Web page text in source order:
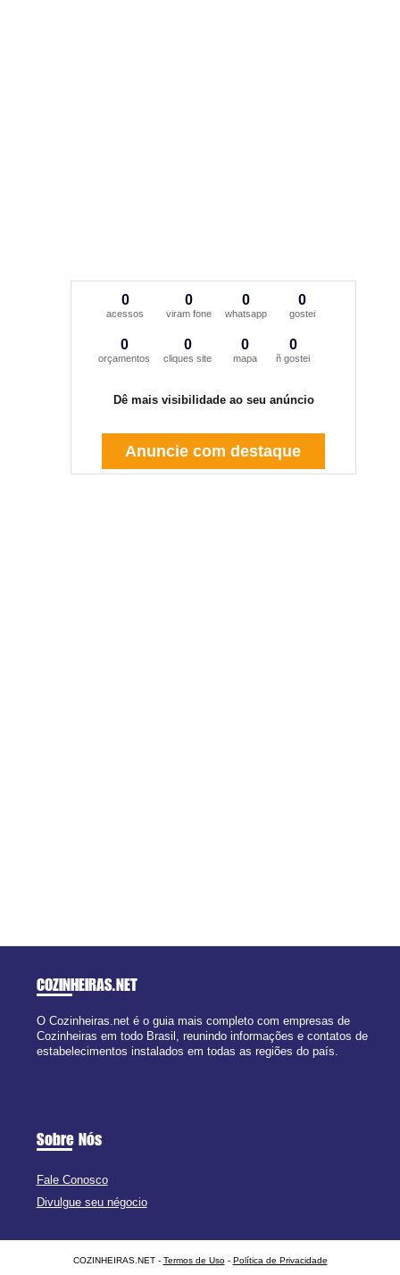
0
acessos
0
viram fone
0
whatsapp
0
gostei
0
orçamentos
0
cliques site
0
mapa
0
ñ gostei
Dê mais visibilidade ao seu anúncio
Anuncie com destaque
COZINHEIRAS.NET
O Cozinheiras.net é o guia mais completo com empresas de
Cozinheiras em todo Brasil, reunindo informações e contatos de
estabelecimentos instalados em todas as regiões do país.
Sobre Nós
Fale Conosco
Divulgue seu négocio
COZINHEIRAS.NET - Termos de Uso- Política de Privacidade